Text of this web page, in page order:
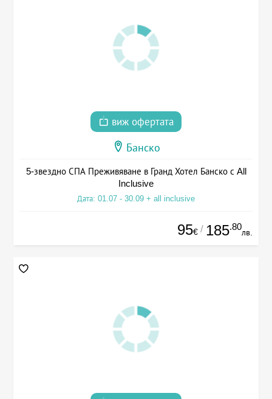
виж офертата
Банско
5-звездно СПА Преживяване в Гранд Хотел Банско с All
Inclusive
Дата: 01.07 - 30.09 + all inclusive
95€ / 185.80
лв.